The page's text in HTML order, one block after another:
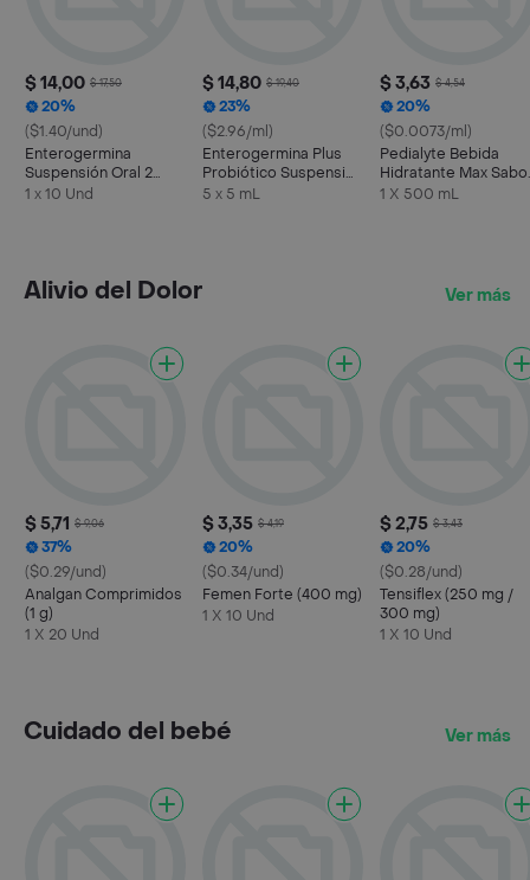
$ 14,00 $ 17,50
20%
($1.40/und)
Enterogermina
Suspensión Oral 2
Billones (5 mL)
1 x 10 Und
$ 14,80 $ 19,40
23%
($2.96/ml)
Enterogermina Plus
Probiótico Suspensión
4 Billones 5 Frascos
5 x 5 mL
$ 3,63 $ 4,54
20%
($0.0073/ml)
Pedialyte Bebida
Hidratante Max
a Uva
1 X 500 mL
Alivio del Dolor Ver más
$ 5,71 $ 9,06
37%
($0.29/und)
Analgan Comprimidos
(1 g)
1 X 20 Und
$ 3,35 $ 4,19
20%
($0.34/und)
Femen Forte (400 mg)
1 X 10 Und
$ 2,75 $ 3,43
20%
($0.28/und)
Tensiflex (250 mg /
300 mg)
1 X 10 Und
Cuidado del bebé Ver más